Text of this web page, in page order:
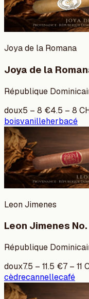
Joya de la Romana
Joya de la
République
doux5 – 8 €4.5 – 8
boisvanilleherbacé
Leon Jimenes
Leon Jimenes No.
République
doux7.5 – 11.5 €7 – 11
cèdrecannellecafé